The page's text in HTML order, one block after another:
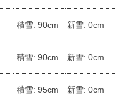
積雪: 90cm 新雪: 0cm
積雪: 90cm 新雪: 0cm
積雪: 95cm 新雪: 0cm